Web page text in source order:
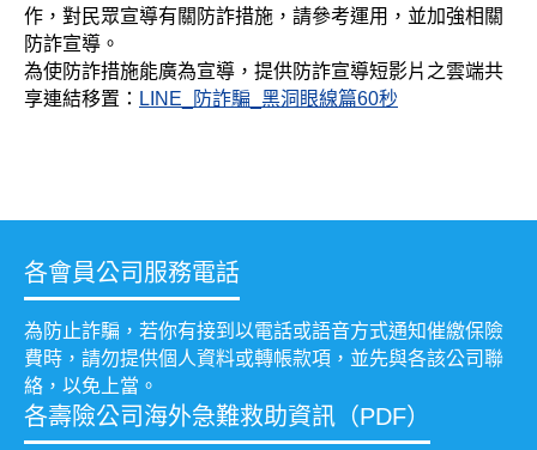
作，對民眾宣導有關防詐措施，請參考運用，並加強相關
防詐宣導。
為使防詐措施能廣為宣導，提供防詐宣導短影片之雲端共
享連結移置： LINE_防詐騙_黑洞眼線篇60秒
各會員公司服務電話
為防止詐騙，若你有接到以電話或語音方式通知催繳保險
費時，請勿提供個人資料或轉帳款項，並先與各該公司聯
絡，以免上當。
各壽險公司海外急難救助資訊（PDF）